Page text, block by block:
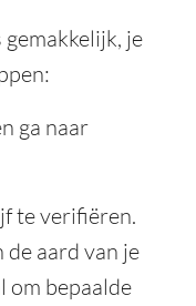
je
ga naar
te verifiëren.
aard van je
om bepaalde